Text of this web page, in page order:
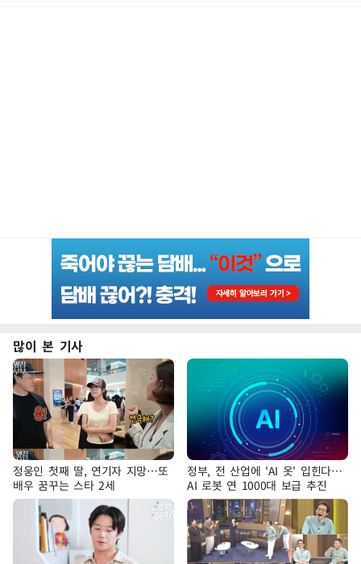
많이 본 기사
정웅인 첫째 딸, 연기자 지망…또
배우 꿈꾸는 스타 2세
정부, 전 산업에 'AI 옷' 입힌다…
AI 로봇 연 1000대 보급 추진